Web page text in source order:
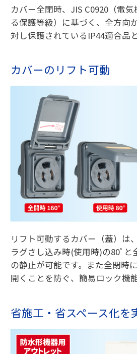
カバー全閉時、JIS C0920（電
る保護等級）に基づく、全方向
対し保護されているIP44適合品
カバーのリフト可動
リフト可動するカバー（蓋）は
ラグさし込み時(使用時)の80ﾟと
の静止が可能です。また全閉時
開くことを防ぐ、簡易ロック機能
省施工・省スペース化を